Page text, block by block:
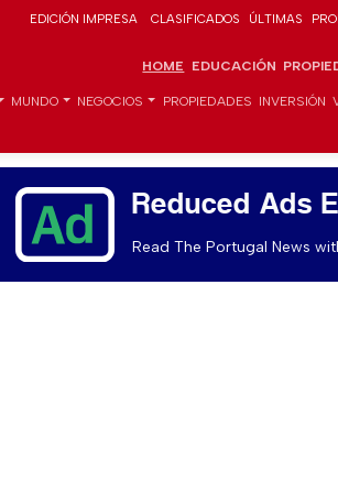
EDICIÓN IMPRESA CLASIFICADOS ÚLTIMAS
HOME EDUCACIÓN
MUNDO NEGOCIOS PROPIEDADES INVERSIÓN
Reduced Ads
Read The Portugal News